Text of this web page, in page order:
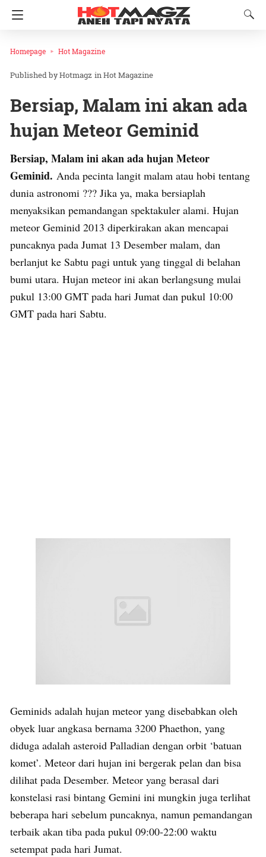
Homepage Hot Magazine
Hotmagz inHot Magazine
Bersiap, Malam ini akan ada
hujan Meteor Geminid
Bersiap, Malam ini akan ada hujan Meteor
Geminid. Anda pecinta langit malam atau hobi tentang
dunia astronomi ??? Jika ya, maka bersiaplah
menyaksikan pemandangan spektakuler alami. Hujan
meteor Geminid 2013 diperkirakan akan mencapai
puncaknya pada Jumat 13 Desember malam, dan
berlanjut ke Sabtu pagi untuk yang tinggal di belahan
bumi utara. Hujan meteor ini akan berlangsung mulai
pukul 13:00 GMT pada hari Jumat dan pukul 10:00
GMT pada hari Sabtu.
Geminids adalah hujan meteor yang disebabkan oleh
obyek luar angkasa bernama 3200 Phaethon, yang
diduga adalah asteroid Palladian dengan orbit ‘batuan
komet’. Meteor dari hujan ini bergerak pelan dan bisa
dilihat pada Desember. Meteor yang berasal dari
konstelasi rasi bintang Gemini ini mungkin juga terlihat
beberapa hari sebelum puncaknya, namun pemandangan
terbaik akan tiba pada pukul 09:00-22:00 waktu
setempat pada hari Jumat.